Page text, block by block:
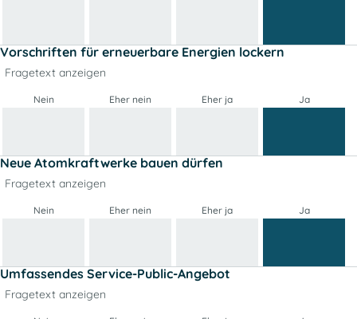
Vorschriften für erneuerbare Energien lockern
Fragetext anzeigen
Nein Eher nein Eher ja Ja
Neue Atomkraftwerke bauen dürfen
Fragetext anzeigen
Nein Eher nein Eher ja Ja
Umfassendes Service-Public-Angebot
Fragetext anzeigen